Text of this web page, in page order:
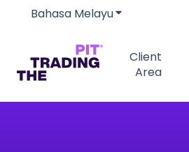
Bahasa MelayuTunjukkan
Client
Area